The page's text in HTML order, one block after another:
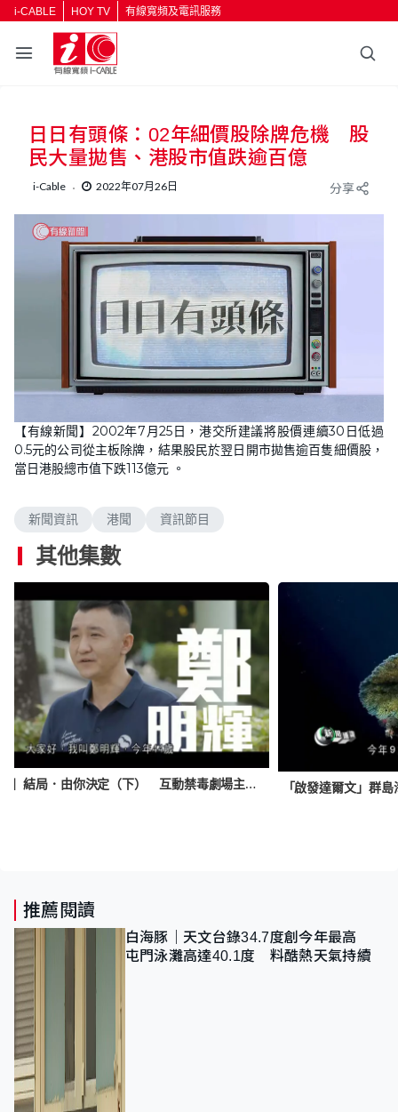
i-CABLE HOY TV 有線寬頻及電訊服務
日日有頭條：02年細價股除牌危機 股
民大量拋售、港股市值跌逾百億
i-Cable 2022年07月26日 分享
n
m
u
t
e
o
a
d
e
d
:
【有線新聞】2002年7月25日，港交所建議將股價連續30日低過
0.5元的公司從主板除牌，結果股民於翌日開市拋售逾百隻細價股，
當日港股總市值下跌113億元 。
新聞資訊 港聞 資訊節目
其他集數
【小事大意義】結局．由你決定（下） 互動禁毒劇場主角 遺憾自己做錯事要父母受苦
推薦閱讀
白海豚｜天文台錄34.7度創今年最高
屯門泳灘高達40.1度 料酷熱天氣持續